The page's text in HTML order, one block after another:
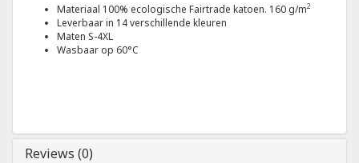
Materiaal 100% ecologische Fairtrade katoen. 160 g/m2
Leverbaar in 14 verschillende kleuren
Maten S-4XL
Wasbaar op 60°C
Reviews (0)